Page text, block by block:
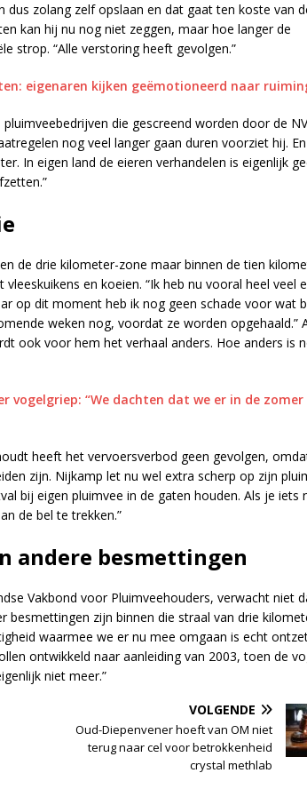
dus zolang zelf opslaan en dat gaat ten koste van
kan hij nu nog niet zeggen, maar hoe langer de
strop. “Alle verstoring heeft gevolgen.”
eigenaren kijken geëmotioneerd naar
die gescreend worden door de
nog veel langer gaan duren voorziet hij.
In eigen land de eieren verhandelen is eigenlijk
de drie kilometer-zone maar binnen de tien
en koeien. “Ik heb nu vooral heel veel
op dit moment heb ik nog geen schade voor wat
weken nog, voordat ze worden opgehaald.”
ook voor hem het verhaal anders. Hoe anders is
vogelgriep: “We dachten dat we er in de
heeft het vervoersverbod geen gevolgen,
zijn. Nijkamp let nu wel extra scherp op zijn
bij eigen pluimvee in de gaten houden. Als je iets
de bel te trekken.”
andere besmettingen
Vakbond voor Pluimveehouders, verwacht niet
zijn binnen die straal van drie
waarmee we er nu mee omgaan is echt
ontwikkeld naar aanleiding van 2003, toen de
niet meer.”
VOLGENDE
Oud-Diepenvener hoeft van OM niet
terug naar cel voor betrokkenheid
crystal methlab